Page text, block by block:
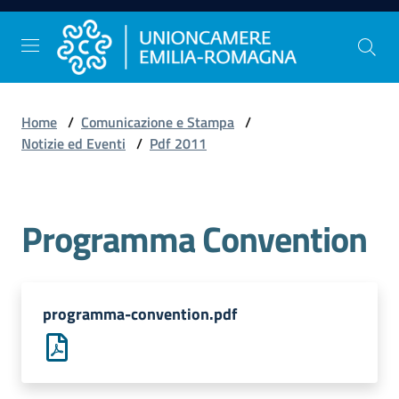
Vai al contenuto
Vai alla navigazione
Vai al footer
Comunicazione
Studi
al
Home / Comunicazione e Stampa /
Notizie ed Eventi / Pdf 2011
Programma Convention
programma-convention.pdf